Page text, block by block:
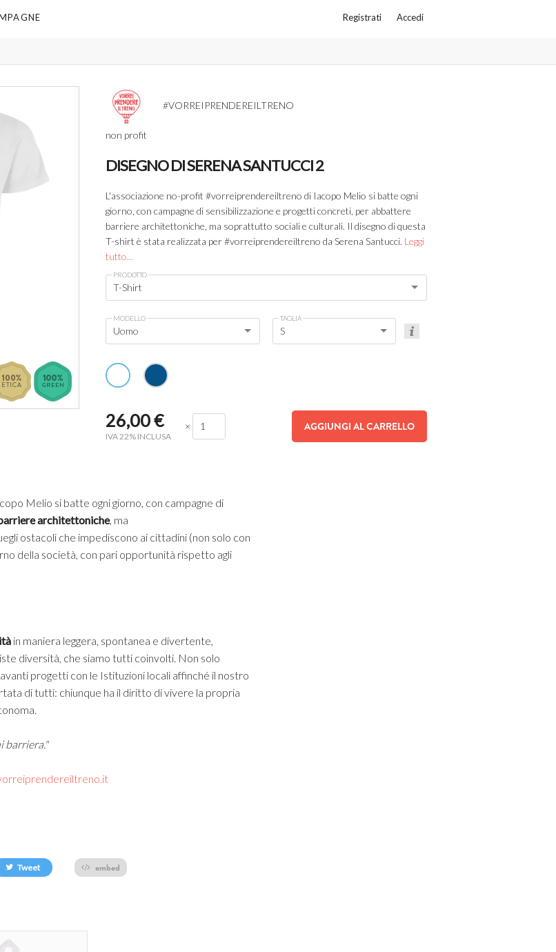
Registrati Accedi
#VORREIPRENDEREILTRENO
non profit
DISEGNO DI SERENA SANTUCCI 2
L'associazione no-profit #vorreiprendereiltreno di Iacopo Melio si batte ogni
giorno, con campagne di sensibilizzazione e progetti concreti, per abbattere
barriere architettoniche, ma soprattutto sociali e culturali. Il disegno di questa
T-shirt è stata realizzata per #vorreiprendereiltreno da Serena Santucci. Leggi
tutto...
PRODOTTO
T-Shirt
MODELLO
Uomo
TAGLIA
S
26,00€
IVA 22% INCLUSA
× AGGIUNGI AL CARRELLO
Melio si batte ogni giorno, con campagne di
architettoniche, ma
ostacoli che impediscono ai cittadini (non solo con
della società, con pari opportunità rispetto agli
in maniera leggera, spontanea e divertente,
diversità, che siamo tutti coinvolti. Non solo
progetti con le Istituzioni locali affinché il nostro
di tutti: chiunque ha il diritto di vivere la propria
barriera."
Tweet embed